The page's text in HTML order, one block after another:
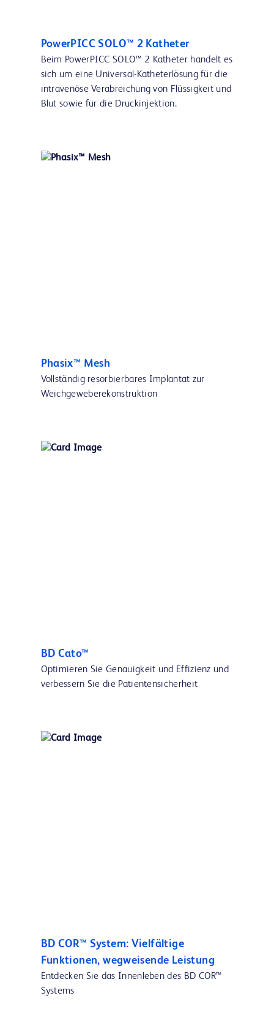
PowerPICC SOLO™ 2 Katheter
Beim PowerPICC SOLO™ 2 Katheter handelt es
sich um eine Universal-Katheterlösung für die
intravenöse Verabreichung von Flüssigkeit und
Blut sowie für die Druckinjektion.
Phasix™ Mesh
Vollständig resorbierbares Implantat zur
Weichgeweberekonstruktion
BD Cato™
Optimieren Sie Genauigkeit und Effizienz und
verbessern Sie die Patientensicherheit
BD COR™ System: Vielfältige
Funktionen, wegweisende Leistung
Entdecken Sie das Innenleben des BD COR™
Systems